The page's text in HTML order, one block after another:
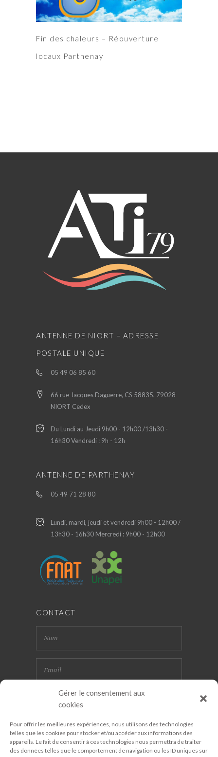
Gérer le consentement aux
cookies
Pour offrir les meilleures expériences, nous utilisons des technologies
telles que les cookies pour stocker et/ou accéder aux informations des
appareils. Le fait de consentir à ces technologies nous permettra de traiter
des données telles que le comportement de navigation ou les ID uniques sur
Fin des chaleurs – Réouverture
locaux Parthenay
ANTENNE DE NIORT – ADRESSE
POSTALE UNIQUE
05 49 06 85 60
66 rue Jacques Daguerre, CS 58835, 79028
NIORT Cedex
Du Lundi au Jeudi 9h00 - 12h00 /13h30 -
16h30 Vendredi : 9h - 12h
ANTENNE DE PARTHENAY
05 49 71 28 80
Lundi, mardi, jeudi et vendredi 9h00 - 12h00 /
13h30 - 16h30 Mercredi : 9h00 - 12h00
CONTACT